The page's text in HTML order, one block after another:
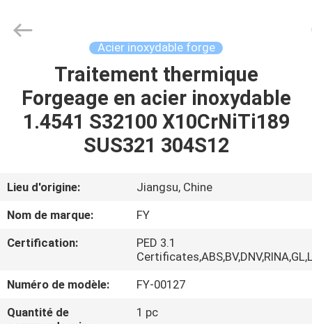
MAISON
PRODUITS
AU
DE
NOUS
Forging
Acier inoxydable forge
Traitement thermique
Forgeage en acier inoxydable
1.4541 S32100 X10CrNiTi189
SUS321 304S12
Lieu d'origine:
Jiangsu, Chine
Nom de marque:
FY
Certification:
PED 3.1
Numéro de modèle:
FY-00127
Quantité de
1 pc